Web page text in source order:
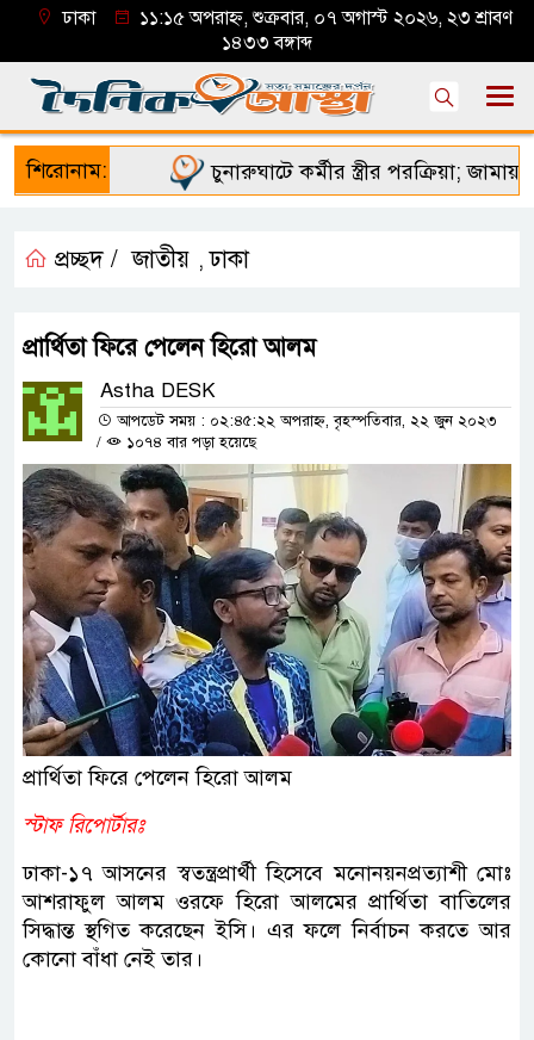
ঢাকা
১১:১৫ অপরাহ্ন, শুক্রবার, ০৭ অগাস্ট ২০২৬, ২৩ শ্রাবণ
১৪৩৩ বঙ্গাব্দ
শিরোনাম: চুনারুঘাটে কর্মীর স্ত্রীর পরক্রিয়া; জামায়াত
প্রচ্ছদ / জাতীয় ,ঢাকা
প্রার্থিতা ফিরে পেলেন হিরো আলম
Astha DESK
আপডেট সময় : ০২:৪৫:২২ অপরাহ্ন, বৃহস্পতিবার, ২২ জুন ২০২৩
/
১০৭৪ বার পড়া হয়েছে
প্রার্থিতা ফিরে পেলেন হিরো আলম
স্টাফ রিপোর্টারঃ
ঢাকা-১৭ আসনের স্বতন্ত্রপ্রার্থী হিসেবে মনোনয়নপ্রত্যাশী মোঃ
আশরাফুল আলম ওরফে হিরো আলমের প্রার্থিতা বাতিলের
সিদ্ধান্ত স্থগিত করেছেন ইসি। এর ফলে নির্বাচন করতে আর
কোনো বাঁধা নেই তার।